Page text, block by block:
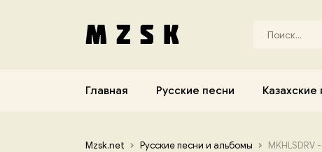
Главная Русские песни Казахские
Mzsk.net Русские песни и альбомы MKHLSDRV